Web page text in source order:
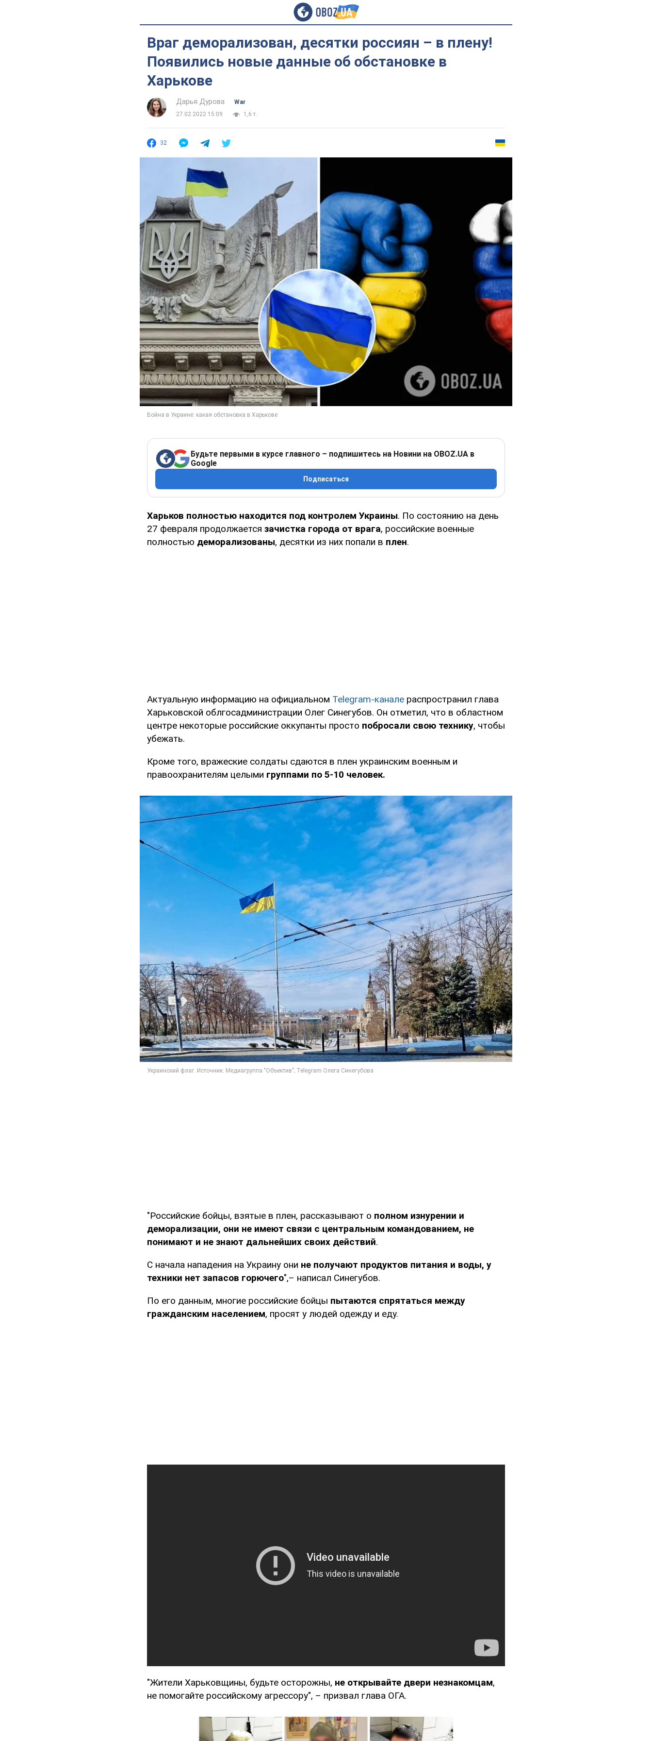
Враг деморализован, десятки россиян – в плену!
Появились новые данные об обстановке в
Харькове
Дарья Дурова
War
27.02.2022 15:09
1,6 т.
32
Будьте первыми в курсе главного – подпишитесь на Новини на OBOZ.UA в
Google
Подписаться
Харьков полностью находится под контролем Украины. По состоянию на день
27 февраля продолжается зачистка города от врага, российские военные
полностью деморализованы, десятки из них попали в плен.
Актуальную информацию на официальном Telegram-канале распространил глава
Харьковской облгосадминистрации Олег Синегубов. Он отметил, что в областном
центре некоторые российские оккупанты просто побросали свою технику, чтобы
убежать.
Кроме того, вражеские солдаты сдаются в плен украинским военным и
правоохранителям целыми группами по 5-10 человек.
"Российские бойцы, взятые в плен, рассказывают о полном изнурении и
деморализации, они не имеют связи с центральным командованием, не
понимают и не знают дальнейших своих действий.
С начала нападения на Украину они не получают продуктов питания и воды, у
техники нет запасов горючего",– написал Синегубов.
По его данным, многие российские бойцы пытаются спрятаться между
гражданским населением, просят у людей одежду и еду.
"Жители Харьковщины, будьте осторожны, не открывайте двери незнакомцам,
не помогайте российскому агрессору", – призвал глава ОГА.